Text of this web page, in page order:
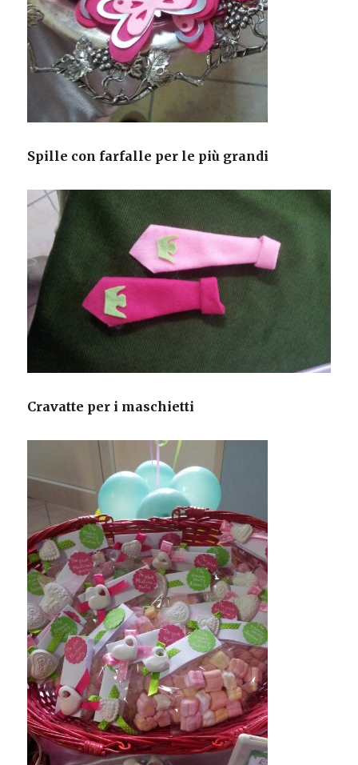
Spille con farfalle per le più grandi
Cravatte per i maschietti